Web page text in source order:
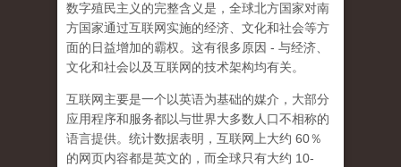
数字殖民主义的完整含义是，全球北方国家对南
方国家通过互联网实施的经济、文化和社会等方
面的日益增加的霸权。这有很多原因 - 与经济、
文化和社会以及互联网的技术架构均有关。
互联网主要是一个以英语为基础的媒介，大部分
应用程序和服务都以与世界大多数人口不相称的
语言提供。统计数据表明，互联网上大约 60％
的网页内容都是英文的，而全球只有大约 10-